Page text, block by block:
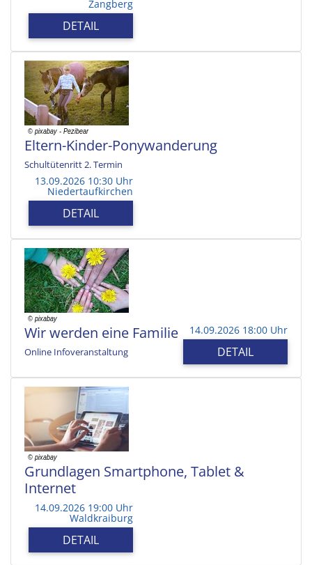
Zangberg
DETAIL
Eltern-Kinder-Ponywanderung
Schultütenritt 2. Termin
13.09.2026 10:30 Uhr
Niedertaufkirchen
DETAIL
Wir werden eine Familie
Online Infoveranstaltung
14.09.2026 18:00 Uhr
DETAIL
Grundlagen Smartphone, Tablet &
Internet
14.09.2026 19:00 Uhr
Waldkraiburg
DETAIL